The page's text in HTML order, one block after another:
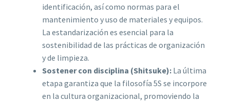
identificación, así como normas para el
mantenimiento y uso de materiales y equipos.
La estandarización es esencial para la
sostenibilidad de las prácticas de organización
y de limpieza.
Sostener con disciplina (Shitsuke): La última
etapa garantiza que la filosofía 5S se incorpore
en la cultura organizacional, promoviendo la